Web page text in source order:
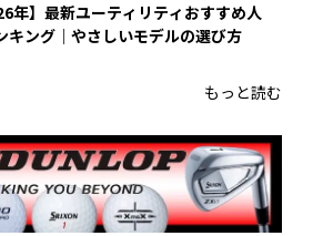
年】最新ユーティリティおすすめ人
キング｜やさしいモデルの選び方
もっと読む